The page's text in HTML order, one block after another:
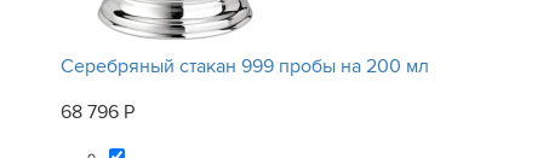
Серебряный стакан 999 пробы на 200 мл
68 796 Р